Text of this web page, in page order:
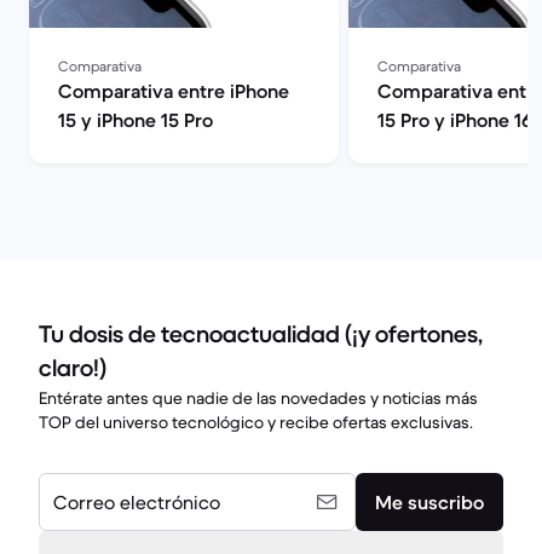
Comparativa
Comparativa entre iPhone
15 y iPhone 15 Pro
Comparativa
Comparativa
15 Pro y iPhone 16
Tu dosis de tecnoactualidad (¡y ofertones,
claro!)
Entérate antes que nadie de las novedades y noticias más
TOP del universo tecnológico y recibe ofertas exclusivas.
Correo electrónico Me suscribo